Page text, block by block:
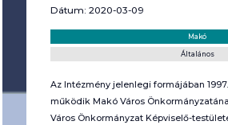
Dátum: 2020-03-09
Makó
Általános
Az Intézmény jelenlegi formájában
működik Makó Város
Város Önkormányzat Képviselő-